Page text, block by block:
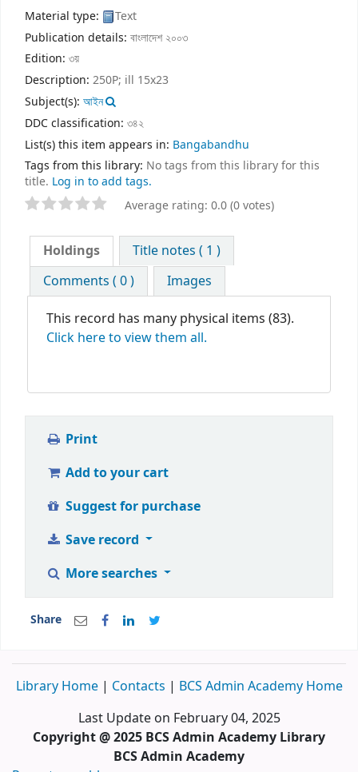
Material type:
Text
Publication details: বাংলাদেশ২০০৩
Edition: ৩য়
Description: 250P; ill 15x23
Subject(s): আইন
DDC classification: ৩৪২
List(s) this item appears in: Bangabandhu
Tags from this library: No tags from this library for this
title. Log in to add tags.
Average rating: 0.0 (0 votes)
Holdings
Title notes ( 1 )
Comments ( 0 )
Images
This record has many physical items (83).
Click here to view them all.
Print
Add to your cart
Suggest for purchase
Save record
More searches
Share
Library Home | Contacts | BCS Admin Academy Home
Last Update on February 04, 2025
Copyright @ 2025 BCS Admin Academy Library
BCS Admin Academy